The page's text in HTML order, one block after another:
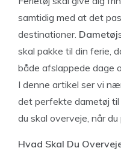
samtidig med at det
destinationer. Dametøj
skal pakke til din ferie,
både afslappede dage
I denne artikel ser vi
det perfekte dametøj til
du skal overveje, når du
Hvad Skal Du